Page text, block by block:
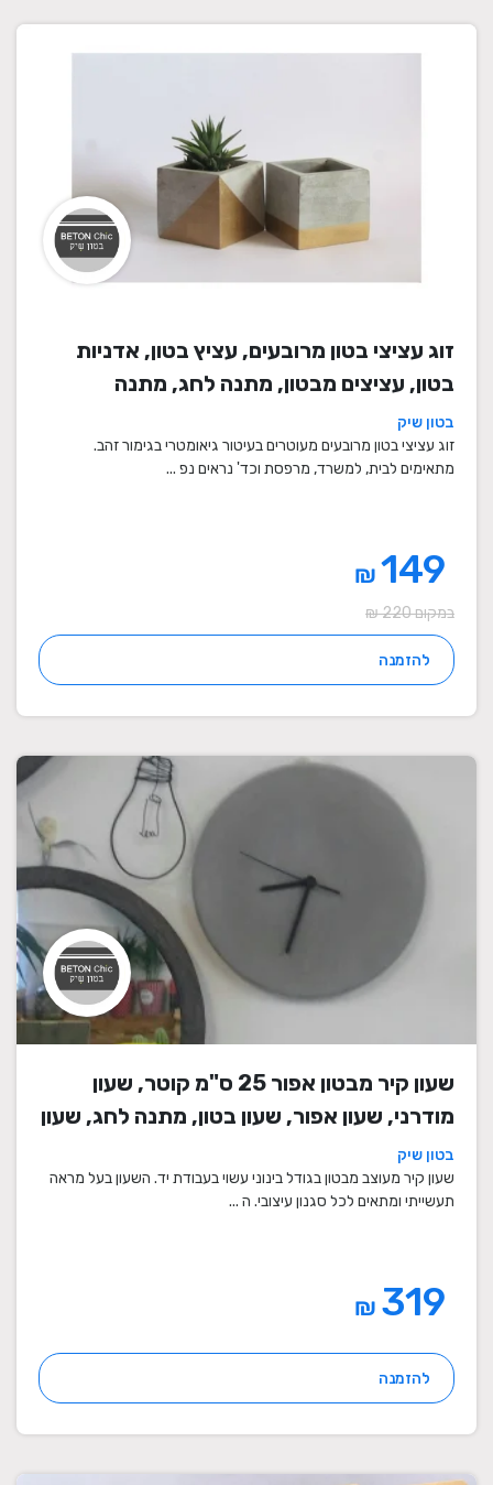
זוג עציצי בטון מרובעים, עציץ בטון, אדניות
בטון, עציצים מבטון, מתנה לחג, מתנה
לעובדים, מתנות לחנוכת בית, עציצים מתנה,
מתנה, מתנות מיוחדות
בטון שיק
זוג עציצי בטון מרובעים מעוטרים בעיטור גיאומטרי בגימור זהב.
מתאימים לבית, למשרד, מרפסת וכד' נראים נפ ...
₪
במקום 220 ₪
להזמנה
שעון קיר מבטון אפור 25 ס"מ קוטר, שעון
מודרני, שעון אפור, שעון בטון, מתנה לחג, שעון
מעוצב, שעון מיוחד, שעון תעשייתי, שעון לסלון,
שעון קיר
בטון שיק
שעון קיר מעוצב מבטון בגודל בינוני עשוי בעבודת יד. השעון בעל מראה
תעשייתי ומתאים לכל סגנון עיצובי. ה ...
₪
להזמנה